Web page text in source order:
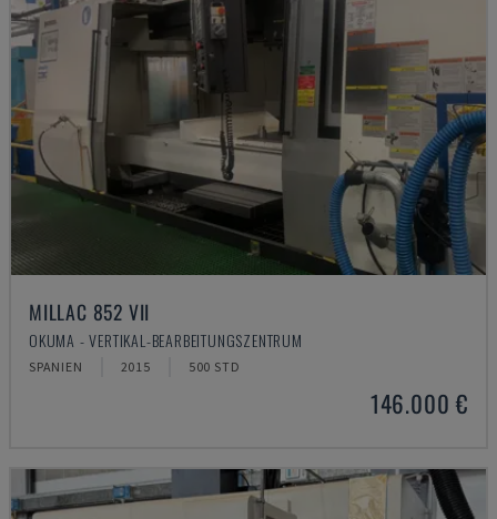
MILLAC 852 VII
OKUMA - VERTIKAL-BEARBEITUNGSZENTRUM
SPANIEN 2015 500 STD
146.000 €